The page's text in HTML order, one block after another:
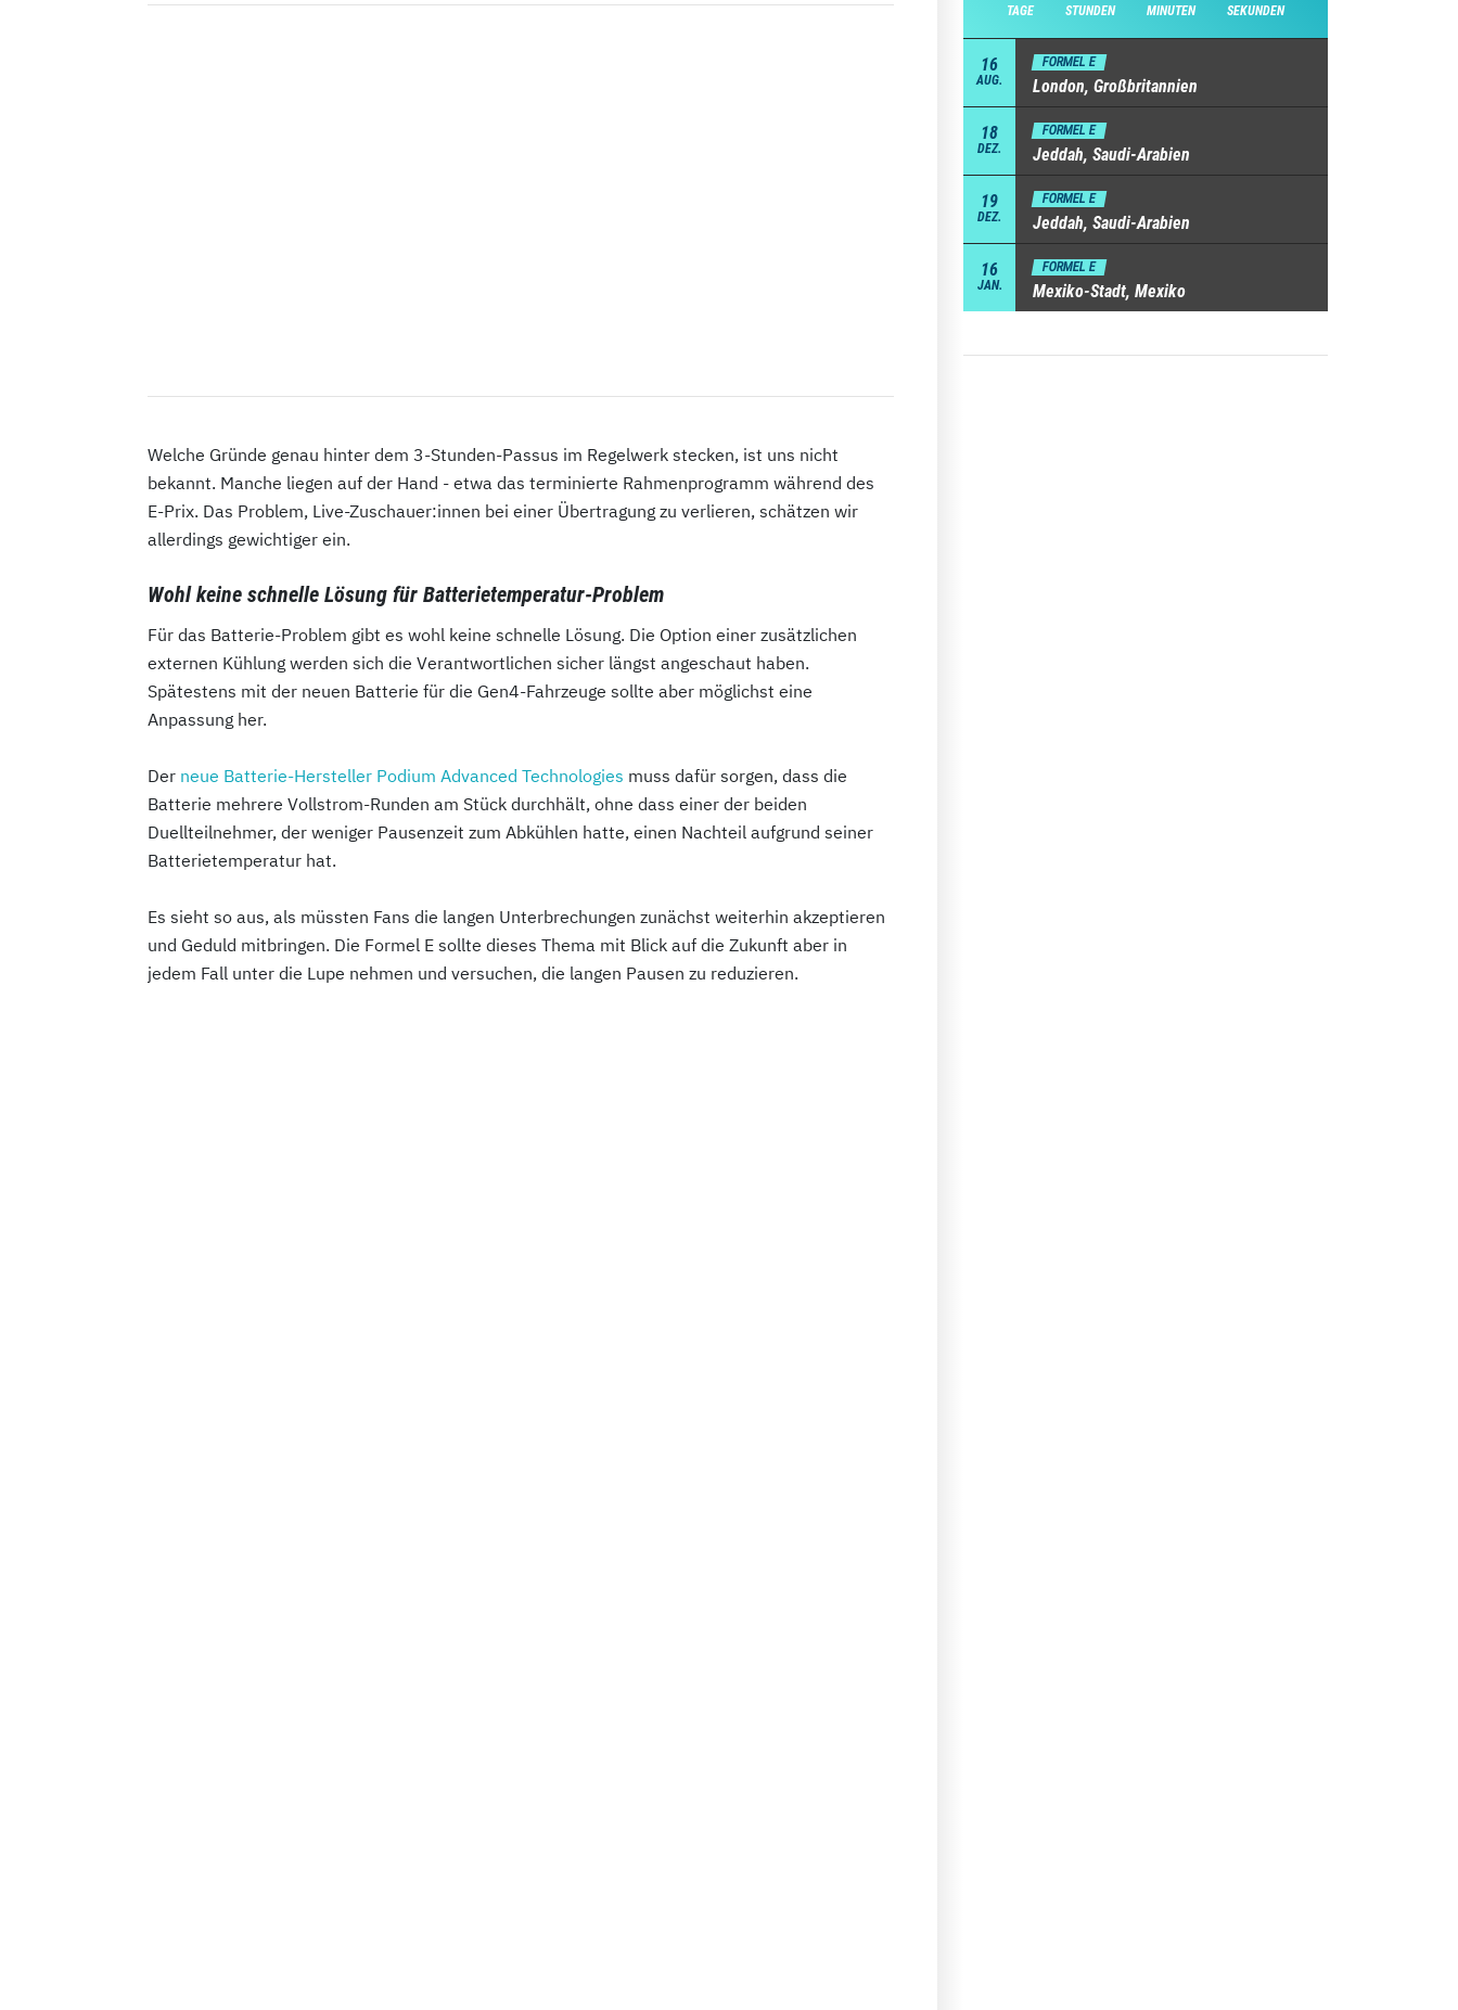
Welche Gründe genau hinter dem 3-Stunden-Passus im Regelwerk stecken, ist uns nicht
bekannt. Manche liegen auf der Hand - etwa das terminierte Rahmenprogramm während des
E-Prix. Das Problem, Live-Zuschauer:innen bei einer Übertragung zu verlieren, schätzen wir
allerdings gewichtiger ein.
Wohl keine schnelle Lösung für Batterietemperatur-Problem
Für das Batterie-Problem gibt es wohl keine schnelle Lösung. Die Option einer zusätzlichen
externen Kühlung werden sich die Verantwortlichen sicher längst angeschaut haben.
Spätestens mit der neuen Batterie für die Gen4-Fahrzeuge sollte aber möglichst eine
Anpassung her.
Der neue Batterie-Hersteller Podium Advanced Technologies muss dafür sorgen, dass die
Batterie mehrere Vollstrom-Runden am Stück durchhält, ohne dass einer der beiden
Duellteilnehmer, der weniger Pausenzeit zum Abkühlen hatte, einen Nachteil aufgrund seiner
Batterietemperatur hat.
Es sieht so aus, als müssten Fans die langen Unterbrechungen zunächst weiterhin akzeptieren
und Geduld mitbringen. Die Formel E sollte dieses Thema mit Blick auf die Zukunft aber in
jedem Fall unter die Lupe nehmen und versuchen, die langen Pausen zu reduzieren.
TAGE STUNDEN MINUTEN SEKUNDEN
16
AUG.
FORMEL E
London, Großbritannien
18
DEZ.
FORMEL E
Jeddah, Saudi-Arabien
19
DEZ.
FORMEL E
Jeddah, Saudi-Arabien
16
JAN.
FORMEL E
Mexiko-Stadt, Mexiko